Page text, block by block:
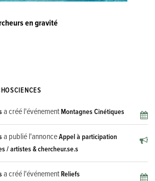
en gravité
a créé l'événementMontagnes Cinétiques
a publié l'annonceAppel à participation
/ artistes & chercheur.se.s
a créé l'événementReliefs